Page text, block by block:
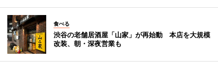
食べる
渋谷の老舗居酒屋「山家」が再始動 本店を大規模
改装、朝・深夜営業も